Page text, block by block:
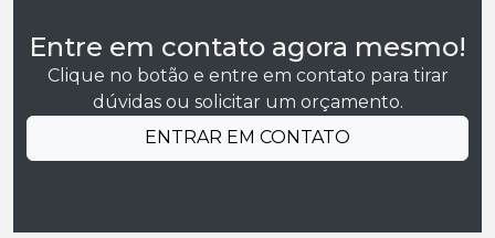
Entre em contato agora mesmo!
Clique no botão e entre em contato para tirar
dúvidas ou solicitar um orçamento.
ENTRAR EM CONTATO